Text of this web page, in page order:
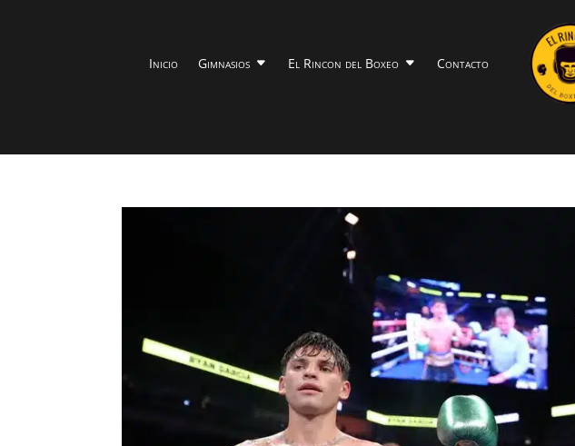
Inicio Gimnasios El Rincon del Boxeo Contacto